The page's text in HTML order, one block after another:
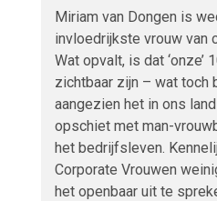
Miriam van Dongen is
invloedrijkste vrouw van
Wat opvalt, is dat ‘onze’
zichtbaar zijn – wat toch
aangezien het in ons
opschiet met man-
het bedrijfsleven.
Corporate Vrouwen
het openbaar uit te